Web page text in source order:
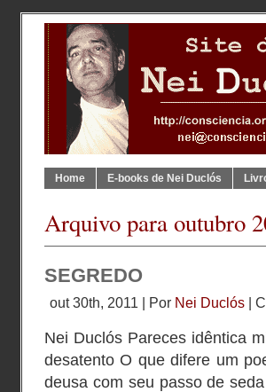
Home E-books de Nei Duclós
Arquivo para outubro
SEGREDO
out 30th, 2011 | Por Nei Duclós |
Nei Duclós Pareces idêntica
desatento O que difere um
deusa com seu passo de